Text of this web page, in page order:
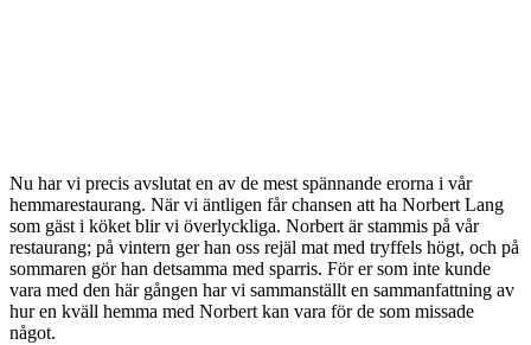
Nu har vi precis avslutat en av de mest spännande erorna i vår
hemmarestaurang. När vi äntligen får chansen att ha Norbert Lang
som gäst i köket blir vi överlyckliga. Norbert är stammis på vår
restaurang; på vintern ger han oss rejäl mat med tryffels högt, och på
sommaren gör han detsamma med sparris. För er som inte kunde
vara med den här gången har vi sammanställt en sammanfattning av
hur en kväll hemma med Norbert kan vara för de som missade
något.